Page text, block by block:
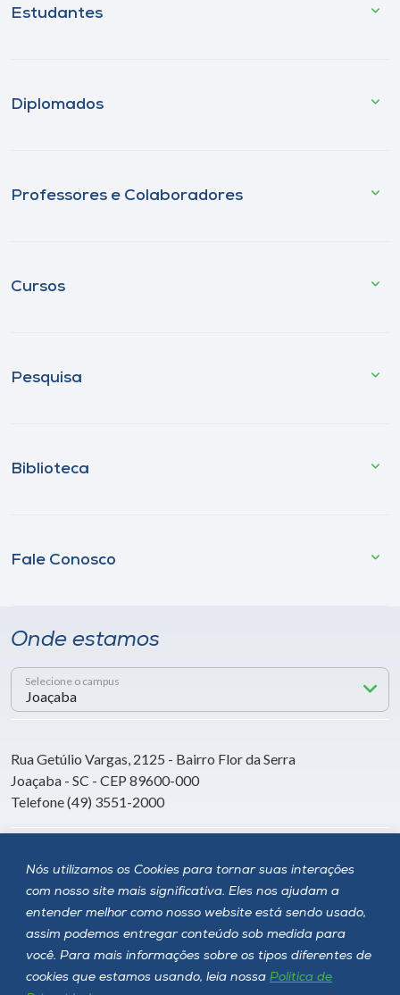
Nós utilizamos os Cookies para tornar suas interações
com nosso site mais significativa. Eles nos ajudam a
entender melhor como nosso website está sendo usado,
assim podemos entregar conteúdo sob medida para
você. Para mais informações sobre os tipos diferentes de
cookies que estamos usando, leia nossa Política de
Estudantes
Diplomados
Professores e Colaboradores
Cursos
Pesquisa
Biblioteca
Fale Conosco
Onde estamos
Selecione o campus
Rua Getúlio Vargas, 2125 - Bairro Flor da Serra
Joaçaba - SC - CEP 89600-000
Telefone (49) 3551-2000
Siga a Unoesc